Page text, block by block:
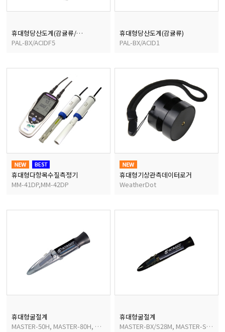
이화학기기/교반기
열화상카메라
휴대형당산도계(감귤류/포도/토마토/딸기/블루베리)
PAL-BX/ACIDF5
휴대형당산도계(감귤류)
PAL-BX/ACID1
휴대형다항목수질측정기
MM-41DP,MM-42DP
휴대형기상관측데이터로거
WeatherDot
휴대형굴절계
MASTER-50H, MASTER-80H, MASTER-93H, MASTER-100H,
휴대형굴절계
MASTER-BX/S28M, MASTER-SMill M/α